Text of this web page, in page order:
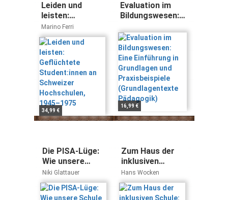
Leiden und
leisten:
Geflüchtete
Student:innen an
Schweizer
Hochschulen,
1945–1975
Marino Ferri
34,99 €
Evaluation im
Bildungswesen:
in Grundlagen
und
Praxisbeispiele
(Grundlagentexte
Pädagogik)
16,99 €
Die PISA-Lüge:
Wie unsere
Schule wirklich
besser wird
Niki Glattauer
Zum Haus der
inklusiven
Schule:
Ansichten -
Zugänge - Wege
Hans Wocken